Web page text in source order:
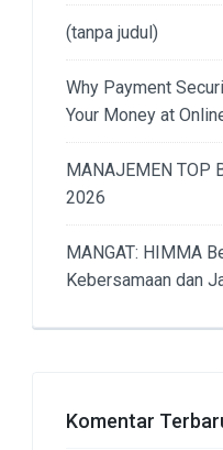
(tanpa judul)
Why Payment
Your Money at
MANAJEMEN TOP
2026
MANGAT: HIMMA
Kebersamaan dan
Komentar